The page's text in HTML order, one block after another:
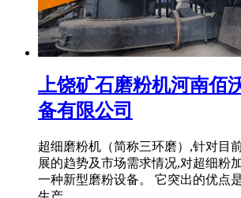
上饶矿石磨粉机河南佰
备有限公司
超细磨粉机（简称三环磨）,针对目
展的趋势及市场需求情况,对超细粉
一种新型磨粉设备。 它突出的优点